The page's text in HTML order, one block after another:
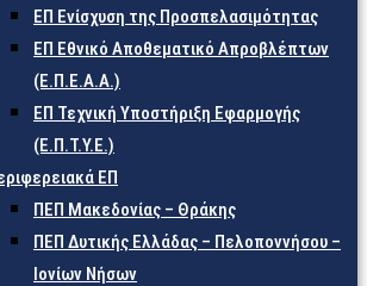
ΕΠ Ενίσχυση της Προσπελασιμότητας
ΕΠ Εθνικό Αποθεματικό Απροβλέπτων
(Ε.Π.Ε.Α.Α.)
ΕΠ Τεχνική Υποστήριξη Εφαρμογής
(Ε.Π.Τ.Υ.Ε.)
ΕΠ
ΠΕΠ Μακεδονίας – Θράκης
ΠΕΠ Δυτικής Ελλάδας – Πελοποννήσου –
Ιονίων Νήσων